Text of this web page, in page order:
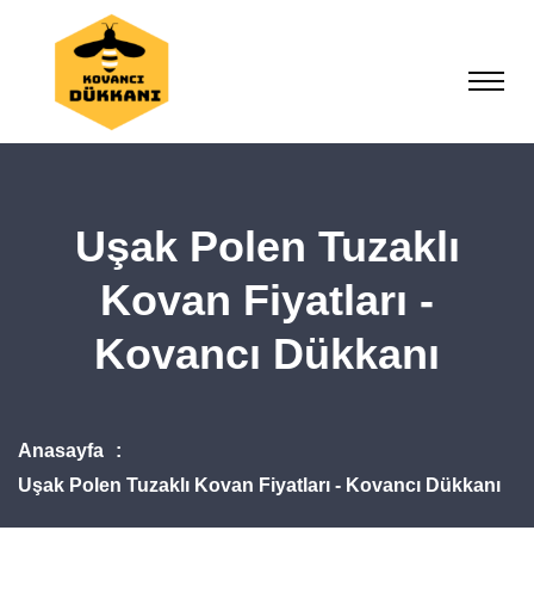
Uşak Polen Tuzaklı
Kovan Fiyatları -
Kovancı Dükkanı
Anasayfa
Uşak Polen Tuzaklı Kovan Fiyatları - Kovancı Dükkanı